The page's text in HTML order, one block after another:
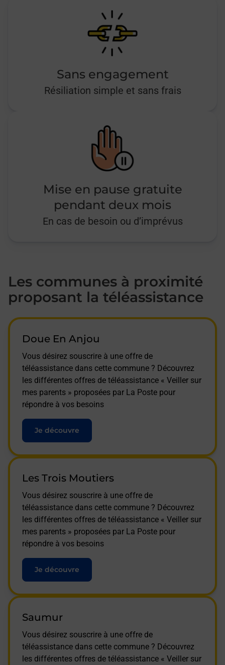
Sans engagement
Résiliation simple et sans frais
Mise en pause gratuite
pendant deux mois
En cas de besoin ou d’imprévus
Les communes à proximité
proposant la téléassistance
Doue En Anjou
Vous désirez souscrire à une offre de
téléassistance dans cette commune ? Découvrez
les différentes offres de téléassistance « Veiller sur
mes parents » proposées par La Poste pour
répondre à vos besoins
Je découvre
Les Trois Moutiers
Vous désirez souscrire à une offre de
téléassistance dans cette commune ? Découvrez
les différentes offres de téléassistance « Veiller sur
mes parents » proposées par La Poste pour
répondre à vos besoins
Je découvre
Saumur
Vous désirez souscrire à une offre de
téléassistance dans cette commune ? Découvrez
les différentes offres de téléassistance « Veiller sur